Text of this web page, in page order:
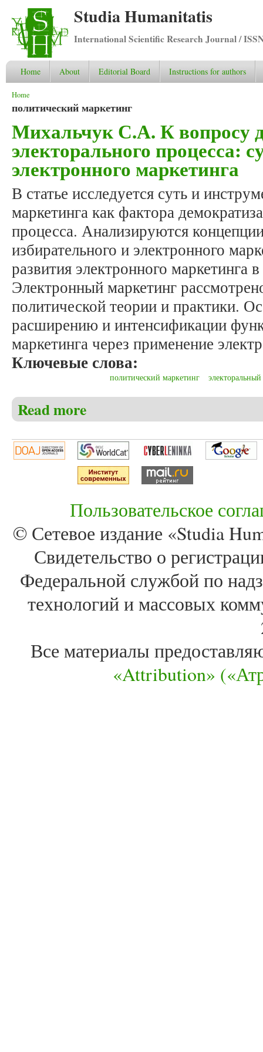
Studia Humanitatis
International Scientific Research Journal /
Home About Editorial Board Instructions for authors
You are here
Home
политический маркетинг
Михальчук С.А. К вопросу
электорального процесса:
электронного маркетинга
В статье исследуется суть и
маркетинга как фактора
процесса. Анализируются
избирательного и электронного
развития электронного маркетинга
Электронный маркетинг
политической теории и практики.
расширению и интенсификации
маркетинга через применение
Ключевые слова:
политический маркетинг
Read more
Пользовательское
© Сетевое издание «Studia
Свидетельство о
Федеральной службой по
технологий и массовых
Все материалы
«Attribution»